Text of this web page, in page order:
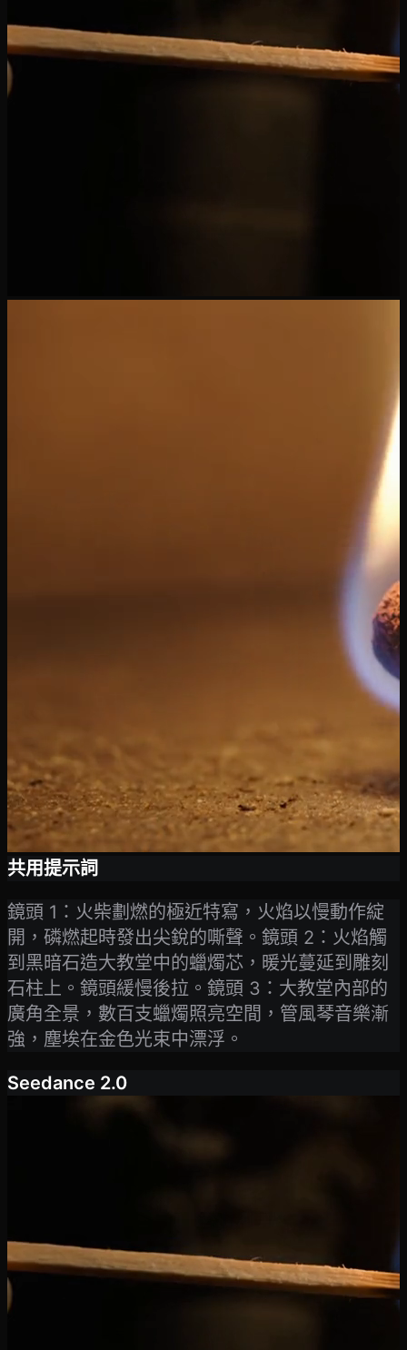
共用提示詞
鏡頭 1：火柴劃燃的極近特寫，火焰以慢動作綻
開，磷燃起時發出尖銳的嘶聲。鏡頭 2：火焰觸
到黑暗石造大教堂中的蠟燭芯，暖光蔓延到雕刻
石柱上。鏡頭緩慢後拉。鏡頭 3：大教堂內部的
廣角全景，數百支蠟燭照亮空間，管風琴音樂漸
強，塵埃在金色光束中漂浮。
Seedance 2.0